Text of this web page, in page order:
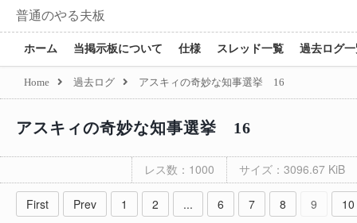
普通のやる夫板
ホーム 当掲示板について 仕様 スレッド一覧 過去ログ
Home 過去ログ アスキィの奇妙な知事選挙 16
アスキィの奇妙な知事選挙 16
レス数：1000 サイズ：3096.67 KiB
First Prev 1 2 ... 6 7 8 9 10